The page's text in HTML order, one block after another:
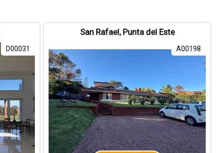
D00031
San Rafael, Punta del Este
A00198